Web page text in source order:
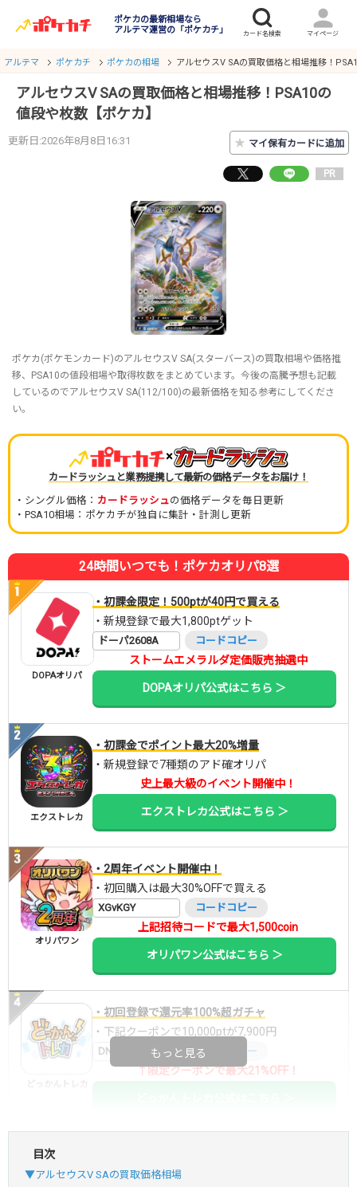
ポケカの最新相場なら
アルテマ運営の「ポケカチ」
アルテマ ポケカチ ポケカの相場 アルセウスV SAの買取価格と相場推移！
アルセウスV SAの買取価格と相場推移！PSA10の
値段や枚数【ポケカ】
更新日:2026年8月8日16:31 ★ マイ保有カードに追加
PR
ポケカ(ポケモンカード)のアルセウスV SA(スターバース)の買取相場や価格推
移、PSA10の値段相場や取得枚数をまとめています。今後の高騰予想も記載
しているのでアルセウスV SA(112/100)の最新価格を知る参考にしてくださ
い。
×
カードラッシュと業務提携して最新の価格データをお届け！
・シングル価格： カードラッシュの価格データを毎日更新
・PSA10相場：ポケカチが独自に集計・計測し更新
24時間いつでも！ポケカオリパ8選
DOPAオリパ
・初課金限定！500ptが40円で買える
・新規登録で最大1,800ptゲット
ドーパ2608A コードコピー
ストームエメラルダ定価販売抽選中
DOPAオリパ公式はこちら ＞
エクストレカ
・初課金でポイント最大20%増量
・新規登録で7種類のアド確オリパ
史上最大級のイベント開催中！
エクストレカ公式はこちら ＞
オリパワン
・2周年イベント開催中！
・初回購入は最大30%OFFで買える
XGvKGY コードコピー
上記招待コードで最大1,500coin
オリパワン公式はこちら ＞
・初回登録で還元率100%超ガチャ
・下記クーポンで10,000ptが7,900円
DNGBIF4X コードコピー
↑限定クーポンで最大21%OFF！
・新規登録で6種類アド確解禁
もっと見る
目次
▼アルセウスV SAの買取価格相場